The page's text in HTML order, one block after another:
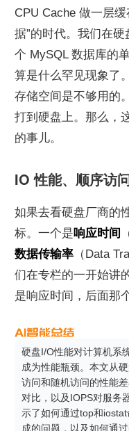
CPU Cache 做一层
据”的时代。我们在
个 MySQL 数据库的
算是什么罕见现象了
存储空间是不够用的
打到硬盘上。那么，
的事儿。
IO 性能、顺序访
如果去看硬盘厂商的
标。一个是响应时间
数据传输率 （Data
们在专栏的一开始讲
是响应时间，后面那
硬盘I/O性能对计算机系
成为性能瓶颈。本文从
访问和随机访问的性能
对比，以及IOPS对服务
示了如何通过top和
成的问题，以及如何通